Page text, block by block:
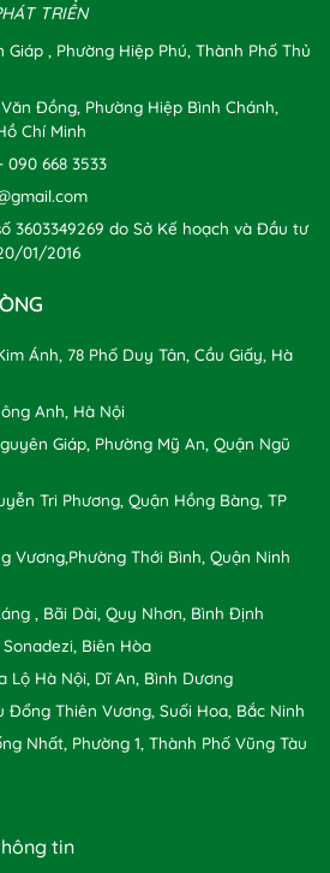
TRIỂN
, Phường Hiệp Phú, Thành Phố Thủ
Đồng, Phường Hiệp Bình Chánh,
Chí Minh
090 668 3533
3603349269 do Sở Kế hoạch và Đầu tư
01/2016
Ánh, 78 Phố Duy Tân, Cầu Giấy, Hà
Anh, Hà Nội
Giáp, Phường Mỹ An, Quận Ngũ
Tri Phương, Quận Hồng Bàng, TP
Vương,Phường Thới Bình, Quận Ninh
, Bãi Dài, Quy Nhơn, Bình Định
Biên Hòa
Lộ Hà Nội, Dĩ An, Bình Dương
Đổng Thiên Vương, Suối Hoa, Bắc Ninh
Nhất, Phường 1, Thành Phố Vũng Tàu
tin